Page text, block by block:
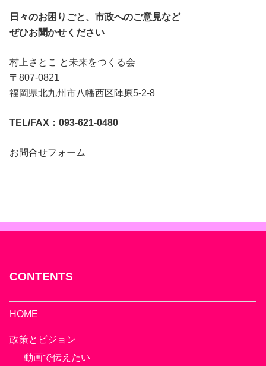
日々のお困りごと、市政へのご意見など
ぜひお聞かせください
村上さとこ と未来をつくる会
〒807-0821
福岡県北九州市八幡西区陣原5-2-8
TEL/FAX：093-621-0480
お問合せフォーム
CONTENTS
HOME
政策とビジョン
動画で伝えたい